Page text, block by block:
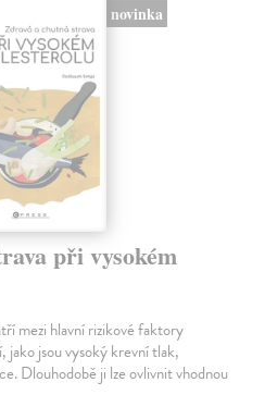
novinka
při vysokém
mezi hlavní rizikové faktory
jako jsou vysoký krevní tlak,
Dlouhodobě ji lze ovlivnit vhodnou